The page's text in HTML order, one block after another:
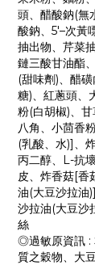
頭、醋酸鈉(無
酸鈉、5'–次黃
抽出物、芹菜
鏈三酸甘油酯
(甜味劑)、醋
糖)、紅蔥頭、
粉(白胡椒)、甘
八角、小茴香
(乳酸、水)]、
丙二醇、L-抗
皮、炸香菇[香
油(大豆沙拉油
沙拉油(大豆沙
絲
◎過敏原資訊 :
質之穀物、大